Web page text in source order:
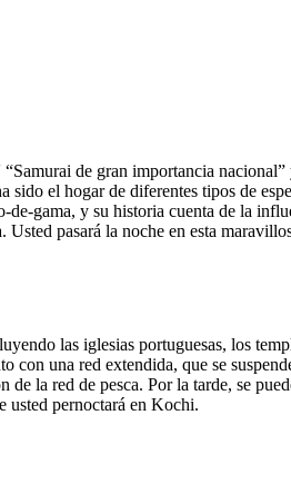
de gran importancia
el hogar de diferentes tipos de
gama, y su historia cuenta de la
pasará la noche en esta
las iglesias portuguesas, los
una red extendida, que se
de la red de pesca. Por la tarde, se
usted pernoctará en Kochi.